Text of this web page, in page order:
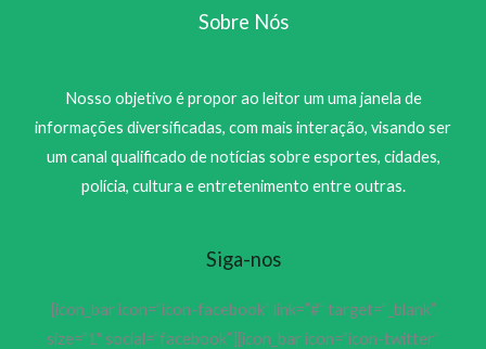
Sobre Nós
Nosso objetivo é propor ao leitor um uma janela de
informações diversificadas, com mais interação, visando ser
um canal qualificado de notícias sobre esportes, cidades,
polícia, cultura e entretenimento entre outras.
Siga-nos
[icon_bar icon=”icon-facebook” link=”#” target=”_blank”
size=”1″ social=”facebook”][icon_bar icon=”icon-twitter”